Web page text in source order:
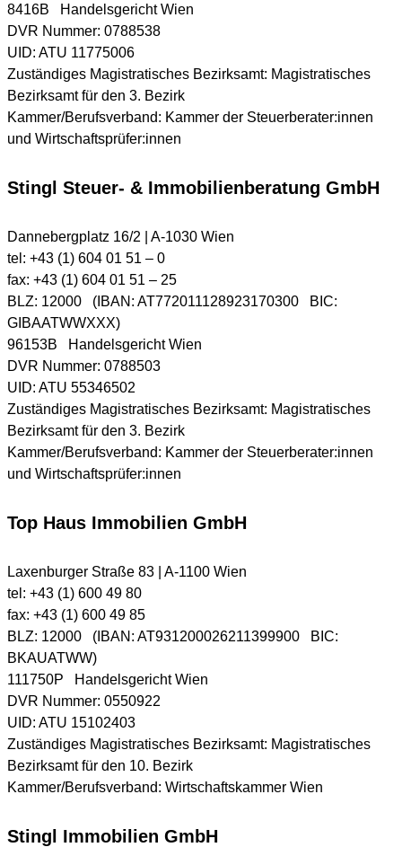
8416B Handelsgericht Wien
DVR Nummer: 0788538
UID: ATU 11775006
Zuständiges Magistratisches Bezirksamt: Magistratisches
Bezirksamt für den 3. Bezirk
Kammer/Berufsverband: Kammer der Steuerberater:innen
und Wirtschafts­prüfer:innen
Stingl Steuer- & Immobilienberatung GmbH
Dannebergplatz 16/2 | A-1030 Wien
tel: +43 (1) 604 01 51 – 0
fax: +43 (1) 604 01 51 – 25
BLZ: 12000 (IBAN: AT772011128923170300 BIC:
GIBAATWWXXX)
96153B Handelsgericht Wien
DVR Nummer: 0788503
UID: ATU 55346502
Zuständiges Magistratisches Bezirksamt: Magistratisches
Bezirksamt für den 3. Bezirk
Kammer/Berufsverband: Kammer der Steuerberater:innen
und Wirtschafts­prüfer:innen
Top Haus Immobilien GmbH
Laxenburger Straße 83 | A-1100 Wien
tel: +43 (1) 600 49 80
fax: +43 (1) 600 49 85
BLZ: 12000 (IBAN: AT931200026211399900 BIC:
BKAUATWW)
111750P Handelsgericht Wien
DVR Nummer: 0550922
UID: ATU 15102403
Zuständiges Magistratisches Bezirksamt: Magistratisches
Bezirksamt für den 10. Bezirk
Kammer/Berufsverband: Wirtschaftskammer Wien
Stingl Immobilien GmbH